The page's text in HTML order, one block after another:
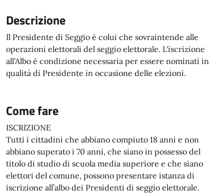
Descrizione
Il Presidente di Seggio è colui che sovraintende alle
operazioni elettorali del seggio elettorale. L'iscrizione
all'Albo è condizione necessaria per essere nominati in
qualità di Presidente in occasione delle elezioni.
Come fare
ISCRIZIONE
Tutti i cittadini che abbiano compiuto 18 anni e non
abbiano superato i 70 anni, che siano in possesso del
titolo di studio di scuola media superiore e che siano
elettori del comune, possono presentare istanza di
iscrizione all’albo dei Presidenti di seggio elettorale.